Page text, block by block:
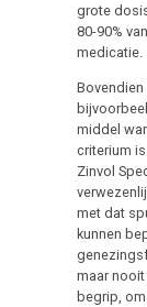
grote
80-90%
medicatie.
middel
criterium
Zinvol
met dat
kunnen
maar
begrip,